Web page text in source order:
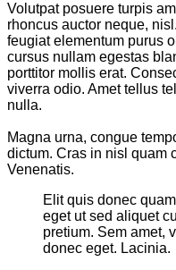
Volutpat posuere turpis
rhoncus auctor neque,
feugiat elementum purus
cursus nullam egestas
porttitor mollis erat.
viverra odio. Amet tellus
nulla.
Magna urna, congue
dictum. Cras in nisl quam
Venenatis.
Elit quis donec
eget ut sed aliquet
pretium. Sem amet,
donec eget. Lacinia.